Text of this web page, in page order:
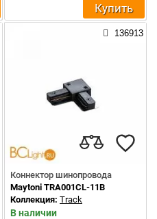
Купить
136913
Коннектор шинопровода
Maytoni TRA001CL-11B
Коллекция: Track
В наличии